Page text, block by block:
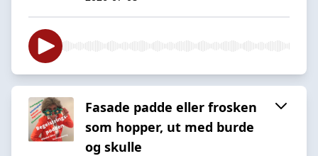
Fasade padde eller frosken
som hopper, ut med burde
og skulle